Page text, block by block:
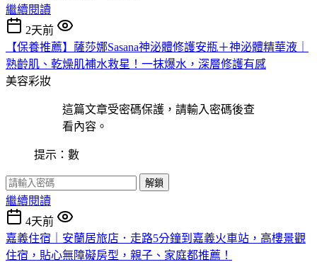
繼續閱讀
2天前
【保養推薦】薩莎娜Sasana神泌體修護安瓶＋神泌體精華液｜
熟齡肌、乾燥肌補水救星！一抹爆水，深層修護有感
美容彩妝
這篇文章受密碼保護，請輸入密碼後查
看內容。
提示：數
解鎖
繼續閱讀
4天前
嘉義住宿｜安蘭居旅店．走路5分鐘到嘉義火車站，高樓景觀
住宿，貼心無障礙房型，親子、家庭都推薦！